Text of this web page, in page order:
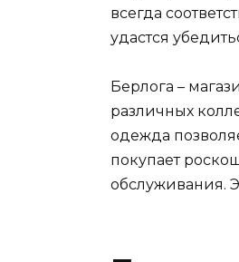
всегда
удастся
Берлога –
различных
одежда
покупает
обслуживания.